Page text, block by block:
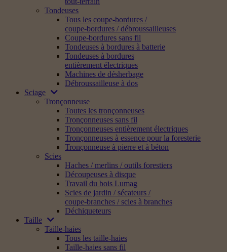
Tondeuses
Tous les coupe-bordures /
coupe-bordures / débroussailleuses
Coupe-bordures sans fil
Tondeuses à bordures à batterie
Tondeuses à bordures
entièrement électriques
Machines de désherbage
Débroussailleuse à dos
Sciage
Tronçonneuse
Toutes les tronçonneuses
Tronçonneuses sans fil
Tronçonneuses entièrement électriques
Tronçonneuses à essence pour la foresterie
Tronçonneuse à pierre et à béton
Scies
Haches / merlins / outils forestiers
Découpeuses à disque
Travail du bois Lumag
Scies de jardin / sécateurs /
coupe-branches / scies à branches
Déchiqueteurs
Taille
Taille-haies
Tous les taille-haies
Taille-haies sans fil